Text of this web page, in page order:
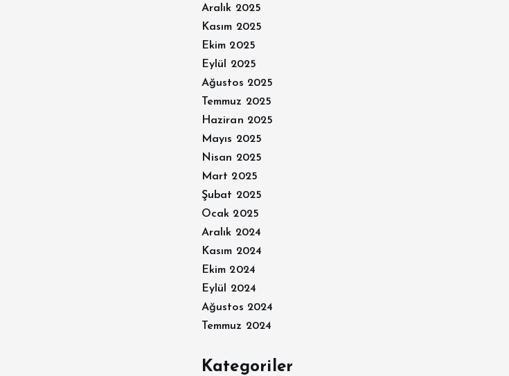
Aralık 2025
Kasım 2025
Ekim 2025
Eylül 2025
Ağustos 2025
Temmuz 2025
Haziran 2025
Mayıs 2025
Nisan 2025
Mart 2025
Şubat 2025
Ocak 2025
Aralık 2024
Kasım 2024
Ekim 2024
Eylül 2024
Ağustos 2024
Temmuz 2024
Kategoriler